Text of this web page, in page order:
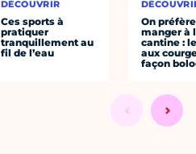
DÉCOUVRIR
Ces sports à
pratiquer
tranquillement au
fil de l’eau
On préfère
manger à
cantine :
aux
façon